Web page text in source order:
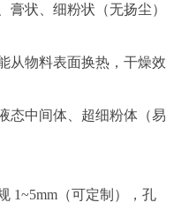
膏状、细粉状（无扬尘）
从物料表面换热，干燥效
态中间体、超细粉体（易
1~5mm（可定制），孔